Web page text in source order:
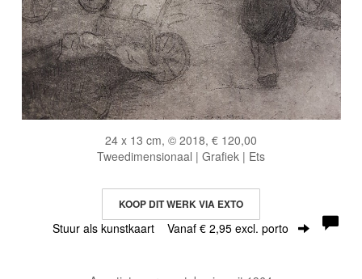
24 x 13 cm, © 2018, € 120,00
Tweedimensionaal | Grafiek | Ets
KOOP DIT WERK VIA EXTO
Stuur als kunstkaart Vanaf € 2,95 excl. porto